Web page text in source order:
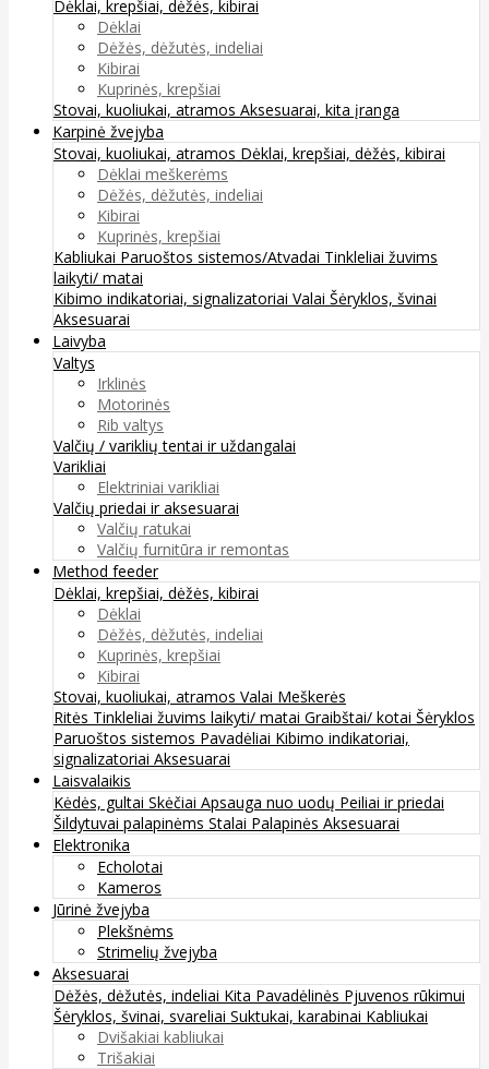
Dėklai, krepšiai, dėžės, kibirai
Dėklai
Dėžės, dėžutės, indeliai
Kibirai
Kuprinės, krepšiai
Stovai, kuoliukai, atramos Aksesuarai, kita įranga
Karpinė žvejyba
Stovai, kuoliukai, atramos Dėklai, krepšiai, dėžės, kibirai
Dėklai meškerėms
Dėžės, dėžutės, indeliai
Kibirai
Kuprinės, krepšiai
Kabliukai Paruoštos sistemos/Atvadai Tinkleliai žuvims
laikyti/ matai
Kibimo indikatoriai, signalizatoriai Valai Šėryklos, švinai
Aksesuarai
Laivyba
Valtys
Irklinės
Motorinės
Rib valtys
Valčių / variklių tentai ir uždangalai
Varikliai
Elektriniai varikliai
Valčių priedai ir aksesuarai
Valčių ratukai
Valčių furnitūra ir remontas
Method feeder
Dėklai, krepšiai, dėžės, kibirai
Dėklai
Dėžės, dėžutės, indeliai
Kuprinės, krepšiai
Kibirai
Stovai, kuoliukai, atramos Valai Meškerės
Ritės Tinkleliai žuvims laikyti/ matai Graibštai/ kotai Šėryklos
Paruoštos sistemos Pavadėliai Kibimo indikatoriai,
signalizatoriai Aksesuarai
Laisvalaikis
Kėdės, gultai Skėčiai Apsauga nuo uodų Peiliai ir priedai
Šildytuvai palapinėms Stalai Palapinės Aksesuarai
Elektronika
Echolotai
Kameros
Jūrinė žvejyba
Plekšnėms
Strimelių žvejyba
Aksesuarai
Dėžės, dėžutės, indeliai Kita Pavadėlinės Pjuvenos rūkimui
Šėryklos, švinai, svareliai Suktukai, karabinai Kabliukai
Dvišakiai kabliukai
Trišakiai